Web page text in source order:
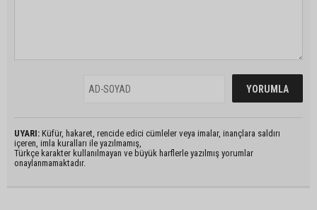
UYARI: Küfür, hakaret, rencide edici cümleler veya imalar, inançlara saldırı
içeren, imla kuralları ile yazılmamış,
Türkçe karakter kullanılmayan ve büyük harflerle yazılmış yorumlar
onaylanmamaktadır.